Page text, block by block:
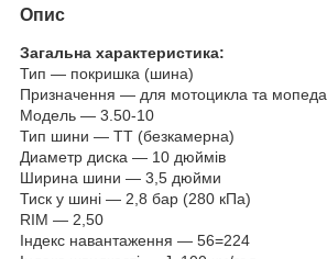
Опис
Загальна характеристика:
Тип — покришка (шина)
Призначення — для мотоцикла та мопеда
Модель — 3.50-10
Тип шини — ТТ (безкамерна)
Диаметр диска — 10 дюймів
Ширина шини — 3,5 дюйми
Тиск у шині — 2,8 бар (280 кПа)
RIM — 2,50
Індекс навантаження — 56=224